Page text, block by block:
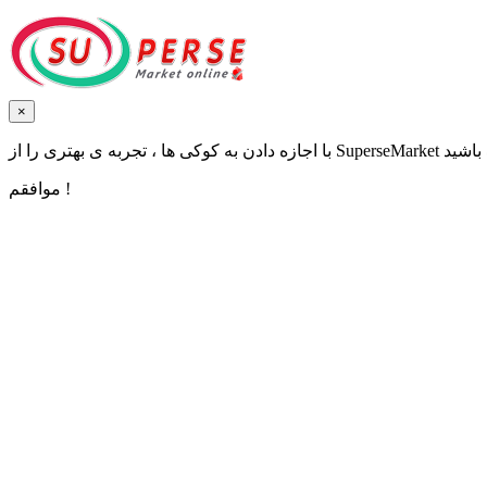
×
موافقم !